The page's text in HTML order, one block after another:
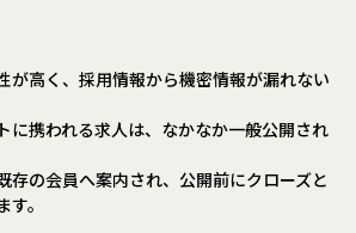
、後輩育成、技術発信
教育課題解決）
る環境（生成AI、LLM、マルチモーダ
働き方
長を支援（技術＋メンタル＋フィジカ
ーや事業サイドとも議論を重ねなが
タ構造・技術的実現性を統合的に捉
めていける“共同立案者”のような立ち
しています。
が高く、採用情報から機密情報が漏れない
に携われる求人は、なかなか一般公開され
存の会員へ案内され、公開前にクローズと
。